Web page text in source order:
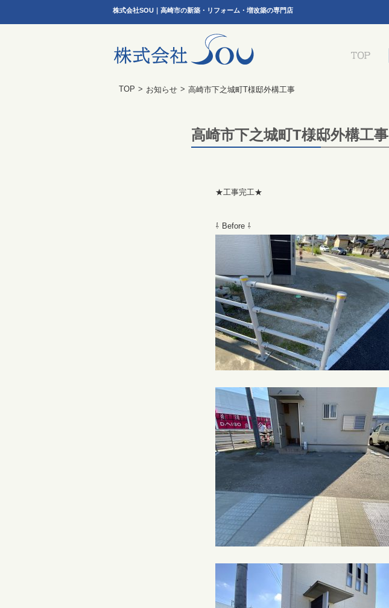
株式会社SOU｜高崎市の新築・リフォーム・増改築の専門店
TOP > お知らせ > 高崎市下之城町T様邸外構工事
高崎市下之城町T様邸外構工事
★工事完工★
⇩ Before ⇩